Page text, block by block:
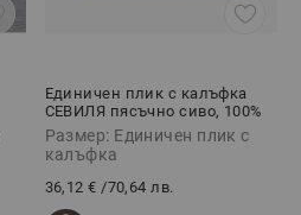
Единичен плик с калъфка
СЕВИЛЯ пясъчно сиво, 100%
Памучен сатен, 2 части
Размер: Единичен плик с
калъфка
36,12 € /70,64 лв.